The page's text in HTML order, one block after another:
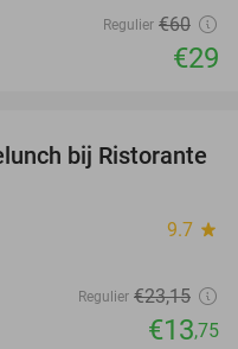
Regulier €60
€29
41%
bij Ristorante
9.7 star
Regulier €23,15
€13,75